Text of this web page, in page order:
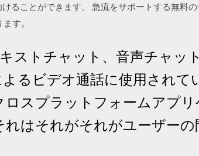
ることができます。 急流をサポートする無料
す。
ストチャット、音声チャッ
るビデオ通話に使用されて
ロスプラットフォームアプ
れはそれがそれがユーザーの